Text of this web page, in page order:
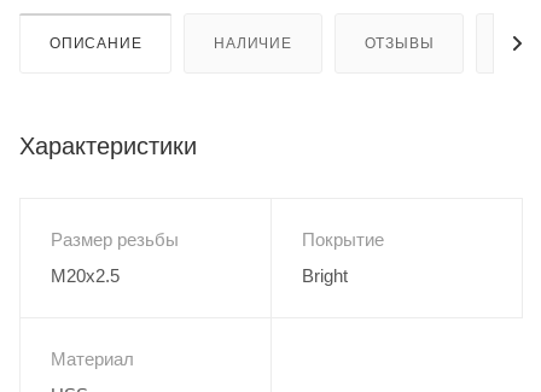
ОПИСАНИЕ НАЛИЧИЕ ОТЗЫВЫ
Характеристики
Размер резьбы
M20x2.5
Покрытие
Bright
Материал